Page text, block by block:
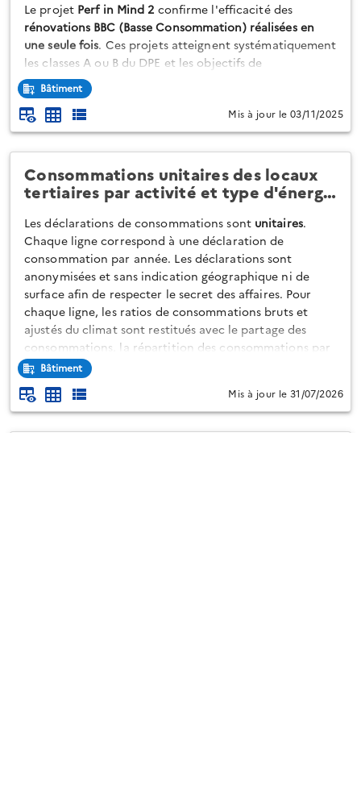
Le projet Perf in Mind 2 confirme l'efficacité des
rénovations BBC (Basse Consommation) réalisées en
une seule fois. Ces projets atteignent systématiquement
les classes A ou B du DPE et les objectifs de
consommation. En revanche, les rénovations moins
ambitieuses comme le "BBC par étapes" ou les "Coups
de Pouce" présentent des
risques de non-atteinte de la
performance. Cela est souvent dû à des travaux
incomplets, notamment l'absence de ventilation, et à
des défauts d'exé...
Bâtiment
Mis à jour le 03/11/2025
Consommations unitaires des locaux
tertiaires par activité et type d'énerg…
Les déclarations de consommations sont unitaires.
Chaque ligne correspond à une déclaration de
consommation par année. Les déclarations sont
anonymisées et sans indication géographique ni de
surface afin de respecter le secret des affaires. Pour
chaque ligne, les ratios de consommations bruts et
ajustés du climat sont restitués avec le partage des
consommations, la répartition des consommations par
type d'énergie (sur la base du ratio brut), l’activité et la
sous-catégorie d’activité majoritaire déclarée ainsi que
sur le cas d'assujettissement du local tertiaire faisant
l'objet de la déclarati...
Bâtiment
Mis à jour le 31/07/2026